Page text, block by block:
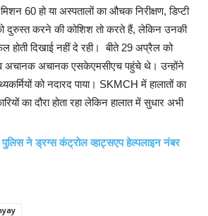
60 हो या अस्पतालों का औचक निरीक्षण, डिप्टी
दुरुस्त करने की कोशिश तो करते हैं, लेकिन उनकी
होती दिखाई नहीं दे रही। बीते 29 अप्रैल को
अचानक अचानक एसकेएमसीएच पहुंचे थे। उन्होंने
को नदारद पाया। SKMCH में हालातों का
का दौरा होता रहा लेकिन हालात में सुधार अभी
ने ड्रग्स कंट्रोल व्हाट्सएप हेल्पलाइन नंबर